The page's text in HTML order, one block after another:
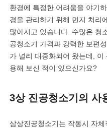
환경에 특정한 어려움을 야기
경을 관리하기 위해 먼지 처리
많아지고 있습니다. 수많은 청
공청소기 가격과 강력한 보편
가 널리 대중화되어 왔는데,
용해 보신 적이 있으신가요?
3상 진공청소기의 사
삼상진공청소기는 작동시 자